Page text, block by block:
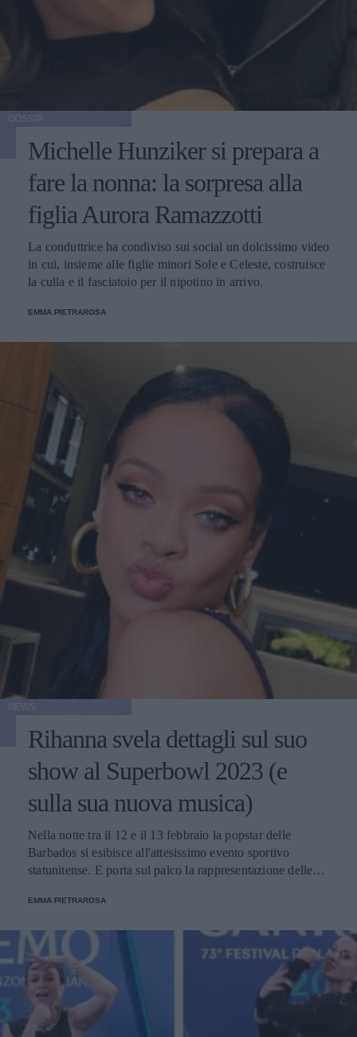
Michelle Hunziker si prepara a
fare la nonna: la sorpresa alla
figlia Aurora Ramazzotti
La conduttrice ha condiviso sui social un dolcissimo video
in cui, insieme alle figlie minori Sole e Celeste, costruisce
la culla e il fasciatoio per il nipotino in arrivo.
EMMA PIETRAROSA
Rihanna svela dettagli sul suo
show al Superbowl 2023 (e
sulla sua nuova musica)
Nella notte tra il 12 e il 13 febbraio la popstar delle
Barbados si esibisce all'attesissimo evento sportivo
statunitense. E porta sul palco la rappresentazione delle
EMMA PIETRAROSA